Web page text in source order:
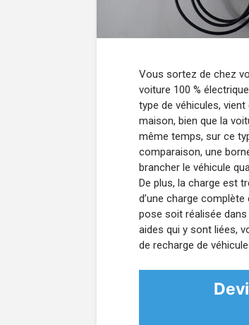
Vous sortez de chez
voiture 100 %
type de véhicules,
maison, bien que la
même temps, sur ce
comparaison, une
brancher le véhicule
De plus, la charge est
d’une charge
pose soit réalisée
aides qui y sont liées,
de recharge de